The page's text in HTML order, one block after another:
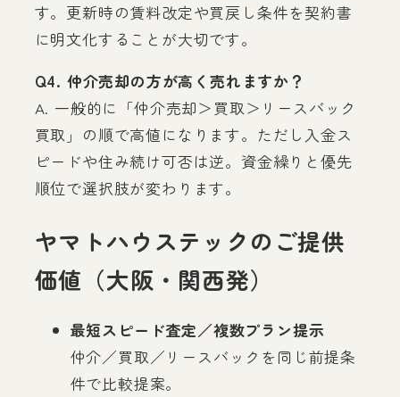
す。更新時の賃料改定や買戻し条件を契約書
に明文化することが大切です。
Q4. 仲介売却の方が高く売れますか？
A. 一般的に「仲介売却＞買取＞リースバック
買取」の順で高値になります。ただし入金ス
ピードや住み続け可否は逆。資金繰りと優先
順位で選択肢が変わります。
ヤマトハウステックのご提供
価値（大阪・関西発）
最短スピード査定／複数プラン提示
仲介／買取／リースバックを同じ前提条
件で比較提案。